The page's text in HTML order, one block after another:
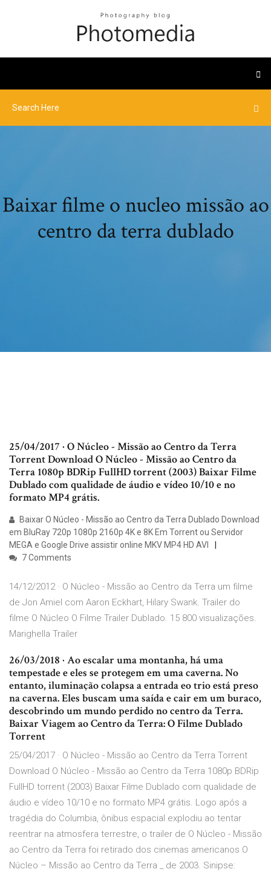
Baixar filme o nucleo missão ao
centro da terra dublado
25/04/2017 · O Núcleo - Missão ao Centro da Terra
Torrent Download O Núcleo - Missão ao Centro da
Terra 1080p BDRip FullHD torrent (2003) Baixar Filme
Dublado com qualidade de áudio e vídeo 10/10 e no
formato MP4 grátis.
Baixar O Núcleo - Missão ao Centro da Terra Dublado Download
em BluRay 720p 1080p 2160p 4K e 8K Em Torrent ou Servidor
MEGA e Google Drive assistir online MKV MP4 HD AVI
7 Comments
14/12/2012 · O Núcleo - Missão ao Centro da Terra um filme
de Jon Amiel com Aaron Eckhart, Hilary Swank. Trailer do
filme O Núcleo O Filme Trailer Dublado. 15 800 visualizações.
Marighella Trailer
26/03/2018 · Ao escalar uma montanha, há uma
tempestade e eles se protegem em uma caverna. No
entanto, iluminação colapsa a entrada eo trio está preso
na caverna. Eles buscam uma saída e cair em um buraco,
descobrindo um mundo perdido no centro da Terra.
Baixar Viagem ao Centro da Terra: O Filme Dublado
Torrent
25/04/2017 · O Núcleo - Missão ao Centro da Terra Torrent
Download O Núcleo - Missão ao Centro da Terra 1080p BDRip
FullHD torrent (2003) Baixar Filme Dublado com qualidade de
áudio e vídeo 10/10 e no formato MP4 grátis. Logo após a
tragédia do Columbia, ônibus espacial explodiu ao tentar
reentrar na atmosfera terrestre, o trailer de O Núcleo - Missão
ao Centro da Terra foi retirado dos cinemas americanos O
Núcleo – Missão ao Centro da Terra _ de 2003. Sinipse: